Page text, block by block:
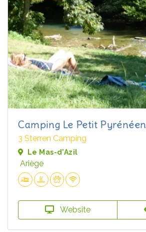
Camping Le Petit Pyrénéen
3 Sterren Camping
Le Mas-d'Azil
Ariège
Website